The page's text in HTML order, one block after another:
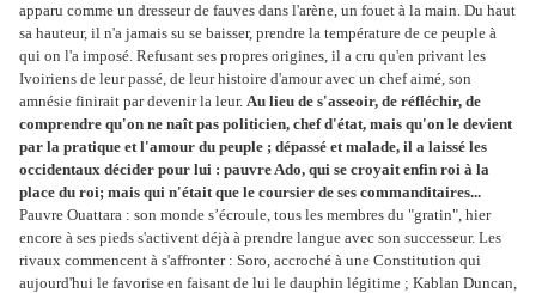
apparu comme un dresseur de fauves dans l'arène, un fouet à la main. Du haut
sa hauteur, il n'a jamais su se baisser, prendre la température de ce peuple à
qui on l'a imposé. Refusant ses propres origines, il a cru qu'en privant les
Ivoiriens de leur passé, de leur histoire d'amour avec un chef aimé, son
amnésie finirait par devenir la leur. Au lieu de s'asseoir, de réfléchir, de
comprendre qu'on ne naît pas politicien, chef d'état, mais qu'on le devient
par la pratique et l'amour du peuple ; dépassé et malade, il a laissé les
occidentaux décider pour lui : pauvre Ado, qui se croyait enfin roi à la
place du roi; mais qui n'était que le coursier de ses commanditaires...
Pauvre Ouattara : son monde s’écroule, tous les membres du "gratin", hier
encore à ses pieds s'activent déjà à prendre langue avec son successeur. Les
rivaux commencent à s'affronter : Soro, accroché à une Constitution qui
aujourd'hui le favorise en faisant de lui le dauphin légitime ; Kablan Duncan,